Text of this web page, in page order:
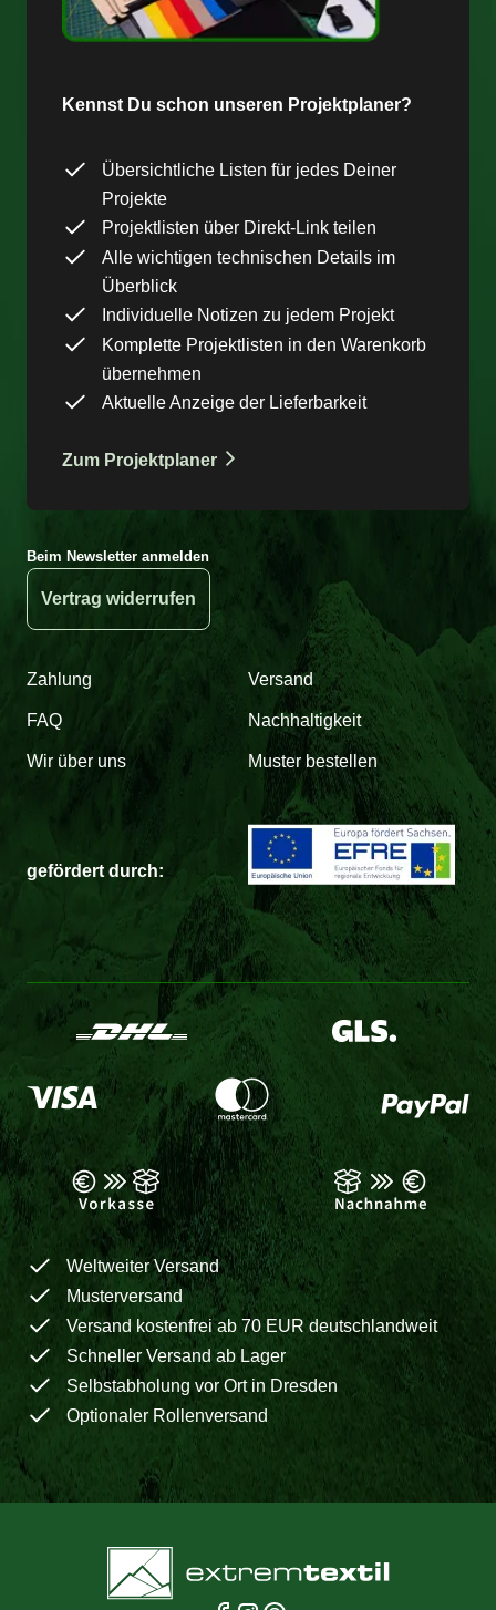
Kennst Du schon unseren Projektplaner?
Übersichtliche Listen für jedes Deiner
Projekte
Projektlisten über Direkt-Link teilen
Alle wichtigen technischen Details im
Überblick
Individuelle Notizen zu jedem Projekt
Komplette Projektlisten in den Warenkorb
übernehmen
Aktuelle Anzeige der Lieferbarkeit
Zum Projektplaner
Beim Newsletter anmelden
Vertrag widerrufen
Zahlung Versand
FAQ Nachhaltigkeit
Wir über uns Muster bestellen
gefördert durch:
Weltweiter Versand
Musterversand
Versand kostenfrei ab 70 EUR deutschlandweit
Schneller Versand ab Lager
Selbstabholung vor Ort in Dresden
Optionaler Rollenversand